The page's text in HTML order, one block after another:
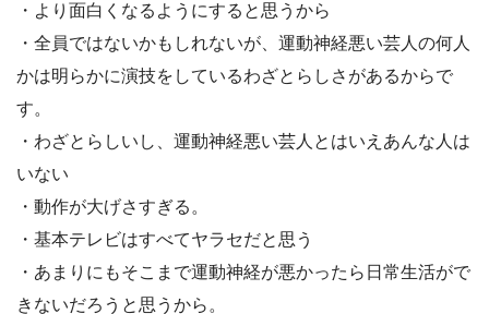
・より面白くなるようにすると思うから
・全員ではないかもしれないが、運動神経悪い芸人の何人
かは明らかに演技をしているわざとらしさがあるからで
す。
・わざとらしいし、運動神経悪い芸人とはいえあんな人は
いない
・動作が大げさすぎる。
・基本テレビはすべてヤラセだと思う
・あまりにもそこまで運動神経が悪かったら日常生活がで
きないだろうと思うから。